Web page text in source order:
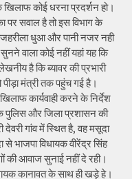
कोई धरना प्रदर्शन हो।
पर सवाल है तो इस विभाग के
धुआ और पानी नजर नही
वाला कोई नहीं यहां यह कि
है कि ब्यावर की प्रभारी
पीड़ा मंत्री तक पहुंच गई है।
कार्यवाही करने के निर्देश
के पुलिस और जिला प्रशासन की
गांव में स्थित है, वह मसूदा
भाजपा विधायक वीरेंद्र सिंह
की आवाज सुनाई नहीं दे रही।
कानावत के साथ ही खड़े हे।